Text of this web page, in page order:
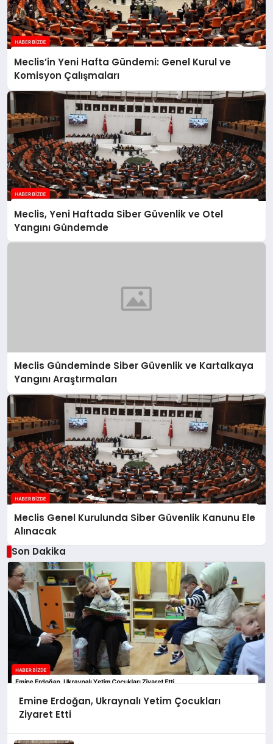
Meclis’in Yeni Hafta Gündemi: Genel Kurul ve
Komisyon Çalışmaları
Meclis, Yeni Haftada Siber Güvenlik ve Otel
Yangını Gündemde
Meclis Gündeminde Siber Güvenlik ve Kartalkaya
Yangını Araştırmaları
Meclis Genel Kurulunda Siber Güvenlik Kanunu Ele
Alınacak
Son Dakika
Emine Erdoğan, Ukraynalı Yetim Çocukları
Ziyaret Etti